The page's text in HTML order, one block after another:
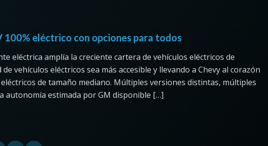
100% eléctrico con opciones para todos
eléctrica amplía la creciente cartera de vehículos eléctricos de
vehículos eléctricos sea más accesible y llevando a Chevy al corazón
de tamaño mediano. Múltiples versiones distintas, múltiples
autonomía estimada por GM disponible […]